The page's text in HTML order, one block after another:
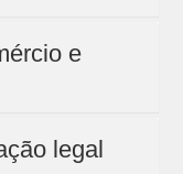
e
legal